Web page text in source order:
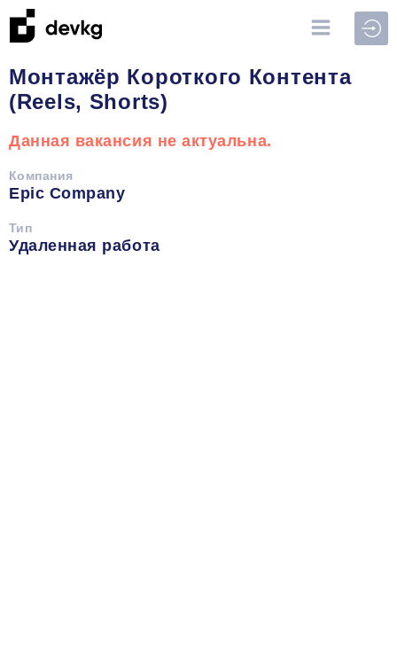
Монтажёр Короткого Контента
(Reels, Shorts)
Данная вакансия не актуальна.
Компания
Epic Company
Тип
Удаленная работа